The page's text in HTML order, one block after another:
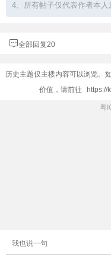
4、所有帖子仅代表作者本
全部回复20
历史主题仅主楼内容可以浏览。
价值，请前往
https://
粤